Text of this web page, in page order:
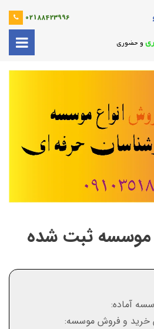
02188423996
و حضوری
ثبت شده
آماده:
خرید و فروش موسسه: